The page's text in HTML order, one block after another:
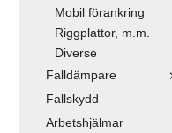
Mobil förankring
Riggplattor, m.m.
Diverse
Falldämpare
Fallskydd
Arbetshjälmar